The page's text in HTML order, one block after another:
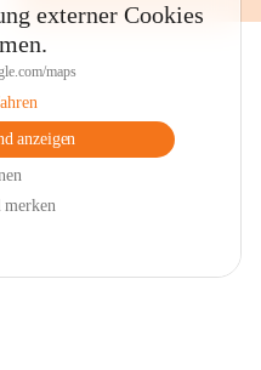
externer Cookies
maps
anzeigen
merken